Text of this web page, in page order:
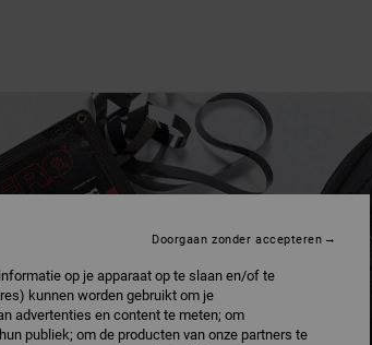
op je apparaat op te slaan en/of te
kunnen worden gebruikt om je
advertenties en content te meten; om
publiek; om de producten van onze partners te
Doorgaan zonder accepteren